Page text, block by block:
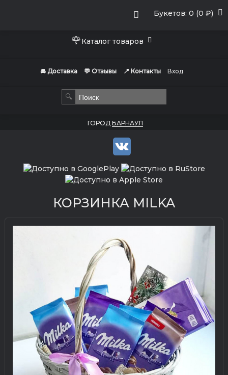
Букетов: 0 (0 ₽)
🌹Каталог товаров
🚘 Доставка 💬 Отзывы 📍 Контакты Вход
🔍
ГОРОД БАРНАУЛ
КОРЗИНКА MILKA